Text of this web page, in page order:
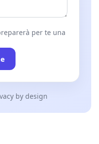
per te una
by design